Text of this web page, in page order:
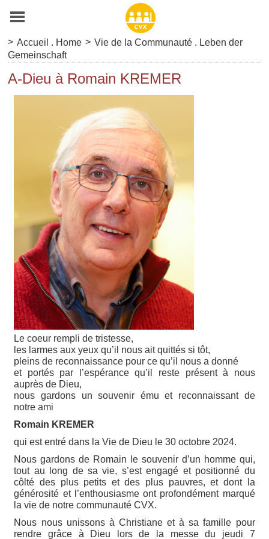
> Accueil . Home > Vie de la Communauté . Leben der
Gemeinschaft
A-Dieu à Romain KREMER
Le coeur rempli de tristesse,
les larmes aux yeux qu’il nous ait quittés si tôt,
pleins de reconnaissance pour ce qu’il nous a donné
et portés par l’espérance qu’il reste présent à nous
auprès de Dieu,
nous gardons un souvenir ému et reconnaissant de
notre ami
Romain KREMER
qui est entré dans la Vie de Dieu le 30 octobre 2024.
Nous gardons de Romain le souvenir d’un homme qui,
tout au long de sa vie, s’est engagé et positionné du
côlté des plus petits et des plus pauvres, et dont la
générosité et l’enthousiasme ont profondément marqué
la vie de notre communauté CVX.
Nous nous unissons à Christiane et à sa famille pour
rendre grâce à Dieu lors de la messe du jeudi 7